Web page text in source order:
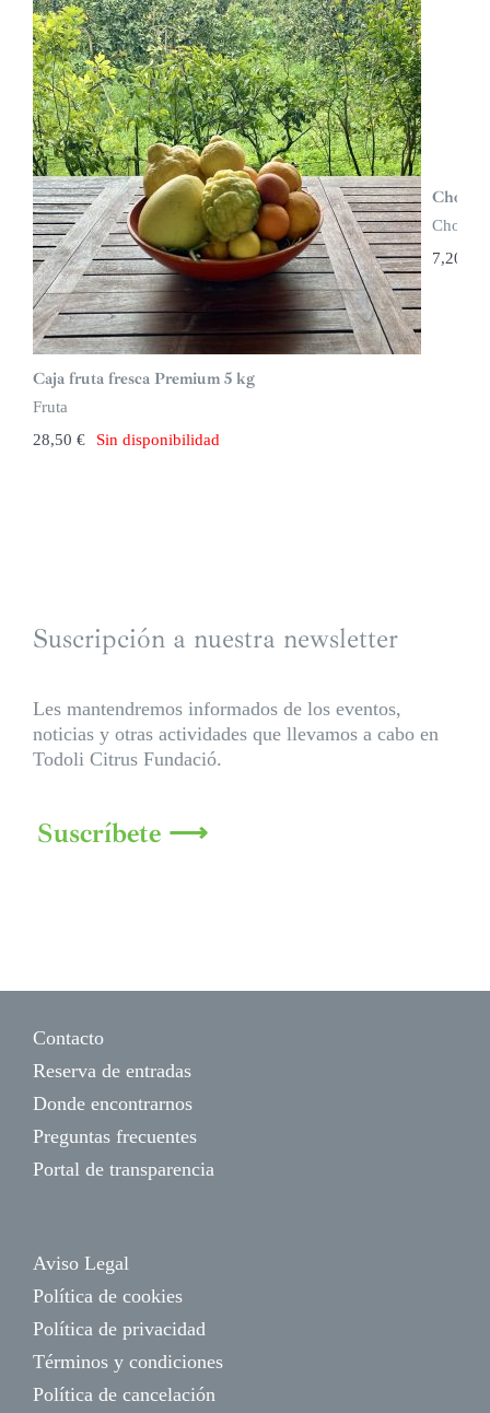
Caja fruta fresca Premium 5 kg
Fruta
28,50 € Sin disponibilidad
7,20
Suscripción a nuestra newsletter
Les mantendremos informados de los eventos,
noticias y otras actividades que llevamos a cabo en
Todoli Citrus Fundació.
Suscríbete ⟶
Contacto
Reserva de entradas
Donde encontrarnos
Preguntas frecuentes
Portal de transparencia
Aviso Legal
Política de cookies
Política de privacidad
Términos y condiciones
Política de cancelación